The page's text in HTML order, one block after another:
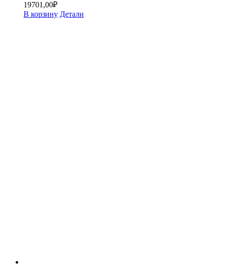
19701,00₽
В корзину Детали